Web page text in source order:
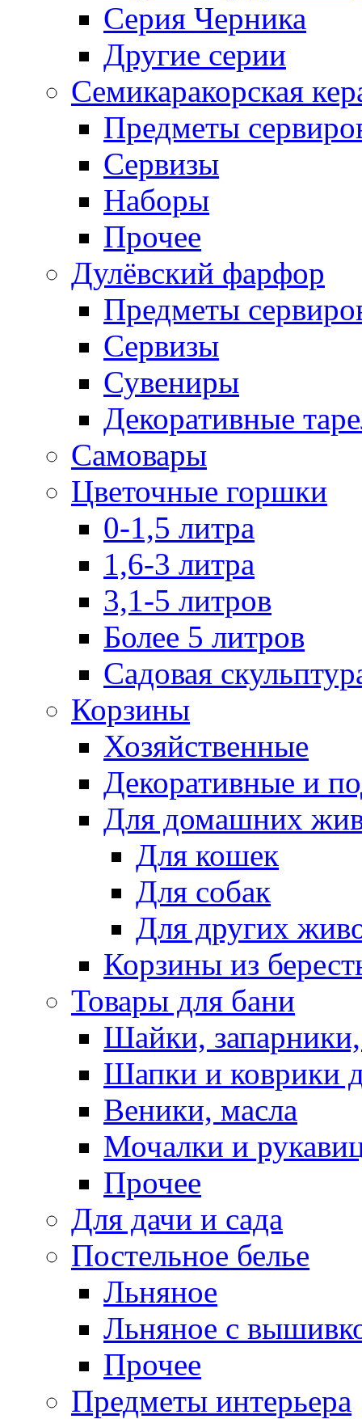
Серия Черника
Другие серии
Семикаракорская
Предметы
Сервизы
Наборы
Прочее
Дулёвский фарфор
Предметы
Сервизы
Сувениры
Декоративные
Самовары
Цветочные горшки
0-1,5 литра
1,6-3 литра
3,1-5 литров
Более 5 литров
Садовая
Корзины
Хозяйственные
Декоративные и
Для домашних
Для кошек
Для собак
Для других
Корзины из
Товары для бани
Шайки,
Шапки и коврики
Веники, масла
Мочалки и
Прочее
Для дачи и сада
Постельное белье
Льняное
Льняное с
Прочее
Предметы интерьера